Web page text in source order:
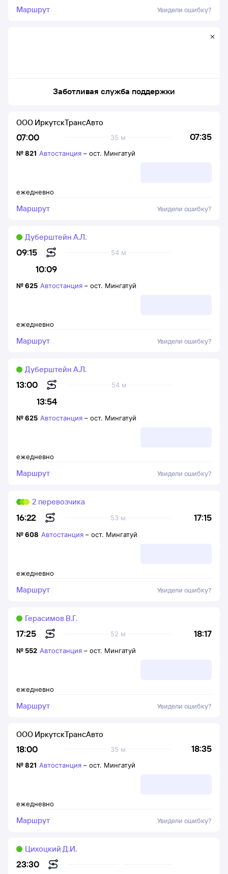
Маршрут Увидели ошибку?
Заботливая служба поддержки
07:00 07:35
35 м
ООО ИркутскТрансАвто
ежедневно
№821 Автостанция – ост. Мингатуй
Маршрут Увидели ошибку?
09:15
10:09
54 м
Дуберштейн А.Л.
ежедневно
№625 Автостанция – ост. Мингатуй
Маршрут Увидели ошибку?
13:00
13:54
54 м
Дуберштейн А.Л.
ежедневно
№625 Автостанция – ост. Мингатуй
Маршрут Увидели ошибку?
16:22 17:15
53 м
2 перевозчика
ежедневно
№608 Автостанция – ост. Мингатуй
Маршрут Увидели ошибку?
17:25 18:17
52 м
Герасимов В.Г.
ежедневно
№ 552 Автостанция – ост. Мингатуй
Маршрут Увидели ошибку?
18:00 18:35
35 м
ООО ИркутскТрансАвто
ежедневно
№821 Автостанция – ост. Мингатуй
Маршрут Увидели ошибку?
23:30
Цихоцкий Д.И.